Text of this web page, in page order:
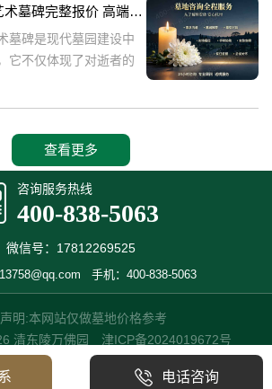
清东陵万佛园景观艺术墓碑完整报价 高端墓型大额直降活动详解
墓碑是现代墓园建设中
它不仅体现了对逝者的
文化艺术的传承。本文
查看更多
咨询服务热线
400-838-5063
微信号：17812269525
手机：400-838-5063
明:本网站仅做墓地价格参考
清东陵万佛园 津ICP备2024019672号
电话咨询